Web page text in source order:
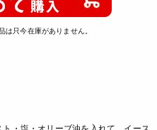
は只今在庫がありません。